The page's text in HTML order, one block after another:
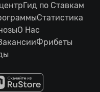
Гид по Ставкам
Статистика
О Нас
Фрибеты